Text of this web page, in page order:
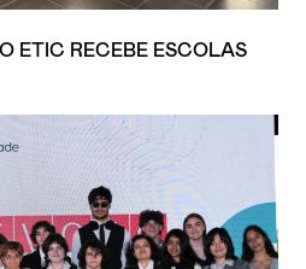
ETIC RECEBE ESCOLAS